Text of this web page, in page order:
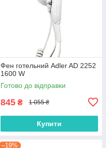
Фен готельний Adler AD 2252
1600 W
Готово до відправки
845 ₴ 1 055 ₴
Купити
–19%